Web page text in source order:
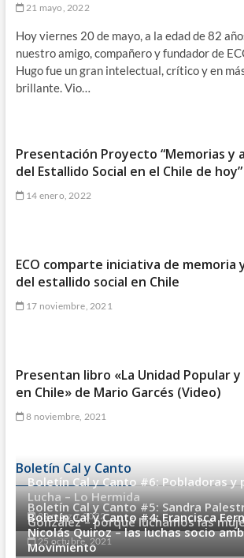
21 mayo, 2022
Hoy viernes 20 de mayo, a la edad de 82
nuestro amigo, compañero y fundador de
Hugo fue un gran intelectual, crítico y en
brillante. Vio…
Presentación Proyecto “Memorias y
del Estallido Social en el Chile de
14 enero, 2022
ECO comparte iniciativa de memoria
del estallido social en Chile
17 noviembre, 2021
Presentan libro «La Unidad Popular
en Chile» de Mario Garcés (Video)
8 noviembre, 2021
Boletín Cal y Canto
Boletín Cal y Canto #6: Pobladoras y
Lucha – Lo Hermida
29 marzo, 2022
Boletín Cal y Canto #5: Sandra
González – porqué luchamos las
25 octubre, 2021
Boletín Cal y Canto #4: Francisca
Nicolás Quiroz – las luchas socio
Movimiento